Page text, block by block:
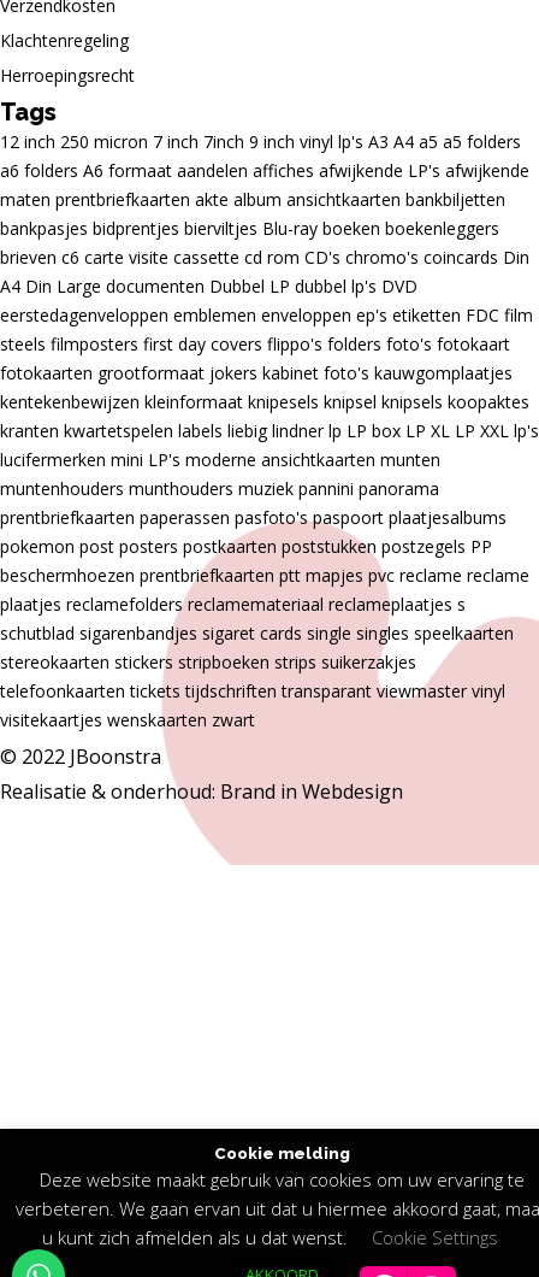
Verzendkosten
Klachtenregeling
Herroepingsrecht
Tags
12 inch 250 micron 7 inch 7inch 9 inch vinyl lp's A3 A4 a5 a5 folders
a6 folders A6 formaat aandelen affiches afwijkende LP's afwijkende
maten prentbriefkaarten akte album ansichtkaarten bankbiljetten
bankpasjes bidprentjes bierviltjes Blu-ray boeken boekenleggers
brieven c6 carte visite cassette cd rom CD's chromo's coincards Din
A4 Din Large documenten Dubbel LP dubbel lp's DVD
eerstedagenveloppen emblemen enveloppen ep's etiketten FDC film
steels filmposters first day covers flippo's folders foto's fotokaart
fotokaarten grootformaat jokers kabinet foto's kauwgomplaatjes
kentekenbewijzen kleinformaat knipesels knipsel knipsels koopaktes
kranten kwartetspelen labels liebig lindner lp LP box LP XL LP XXL lp's
lucifermerken mini LP's moderne ansichtkaarten munten
muntenhouders munthouders muziek pannini panorama
prentbriefkaarten paperassen pasfoto's paspoort plaatjesalbums
pokemon post posters postkaarten poststukken postzegels PP
beschermhoezen prentbriefkaarten ptt mapjes pvc reclame reclame
plaatjes reclamefolders reclamemateriaal reclameplaatjes s
schutblad sigarenbandjes sigaret cards single singles speelkaarten
stereokaarten stickers stripboeken strips suikerzakjes
telefoonkaarten tickets tijdschriften transparant viewmaster vinyl
visitekaartjes wenskaarten zwart
© 2022 JBoonstra
Realisatie & onderhoud: Brand in Webdesign
Cookie melding
Deze website maakt gebruik van cookies om uw ervaring te
verbeteren. We gaan ervan uit dat u hiermee akkoord gaat,
u kunt zich afmelden als u dat wenst.
Cookie Settings